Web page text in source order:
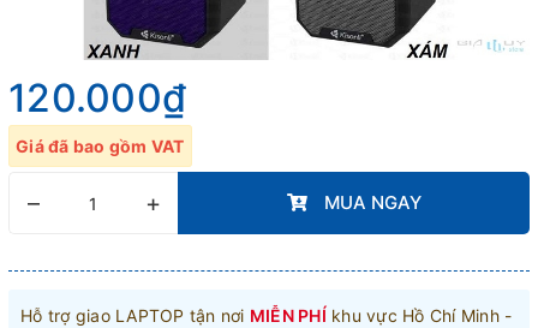
120.000₫
Giá đã bao gồm VAT
– + MUA NGAY
Hỗ trợ giao LAPTOP tận nơi MIỄN PHÍ khu vực Hồ Chí Minh -